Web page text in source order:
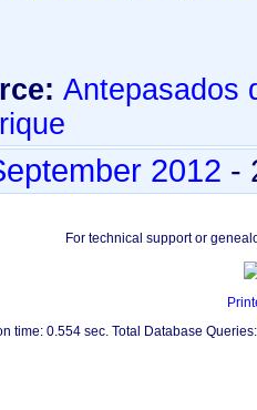
Antepasados
2012 -
For technical support or
time: 0.554 sec. Total Database